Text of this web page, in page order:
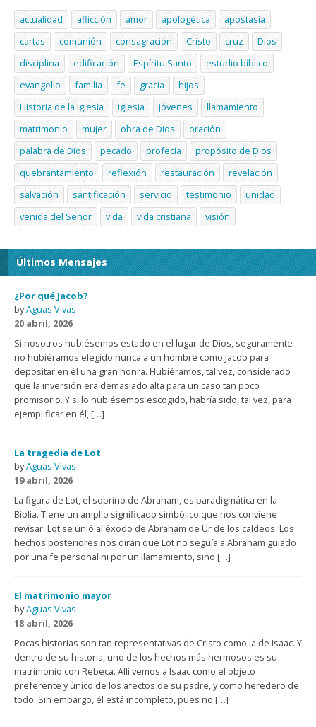
actualidad aflicción amor apologética
apostasía
cartas
comunión consagración Cristo cruz
Dios
disciplina
edificación Espíritu Santo
estudio bíblico
evangelio
familia fe gracia
hijos
Historia de la Iglesia
iglesia jóvenes
llamamiento
matrimonio
mujer obra de Dios
oración
palabra de Dios
pecado profecía
propósito de Dios
quebrantamiento
reflexión restauración
revelación
salvación
santificación servicio testimonio
unidad
venida del Señor
vida vida cristiana visión
Últimos Mensajes
¿Por qué Jacob?
byAguas Vivas
20 abril, 2026
Si nosotros hubiésemos estado en el lugar de Dios, seguramente
no hubiéramos elegido nunca a un hombre como Jacob para
depositar en él una gran honra. Hubiéramos, tal vez, considerado
que la inversión era demasiado alta para un caso tan poco
promisorio. Y si lo hubiésemos escogido, habría sido, tal vez, para
ejemplificar en él, […]
La tragedia de Lot
byAguas Vivas
19 abril, 2026
La figura de Lot, el sobrino de Abraham, es paradigmática en la
Biblia. Tiene un amplio significado simbólico que nos conviene
revisar. Lot se unió al éxodo de Abraham de Ur de los caldeos. Los
hechos posteriores nos dirán que Lot no seguía a Abraham guiado
por una fe personal ni por un llamamiento, sino […]
El matrimonio mayor
byAguas Vivas
18 abril, 2026
Pocas historias son tan representativas de Cristo como la de Isaac. Y
dentro de su historia, uno de los hechos más hermosos es su
matrimonio con Rebeca. Allí vemos a Isaac como el objeto
preferente y único de los afectos de su padre, y como heredero de
todo. Sin embargo, él está incompleto, pues no […]